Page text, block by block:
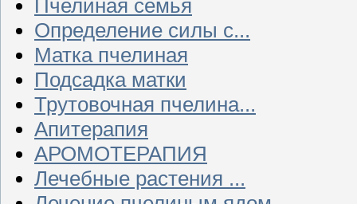
Пчелиная семья
Определение силы с...
Матка пчелиная
Подсадка матки
Трутовочная пчелина...
Апитерапия
АРОМОТЕРАПИЯ
Лечебные растения ...